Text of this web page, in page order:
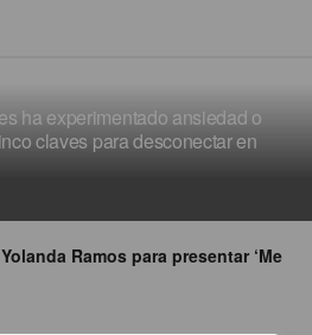
ha experimentado ansiedad o
claves para desconectar en
Ramos para presentar ‘Me